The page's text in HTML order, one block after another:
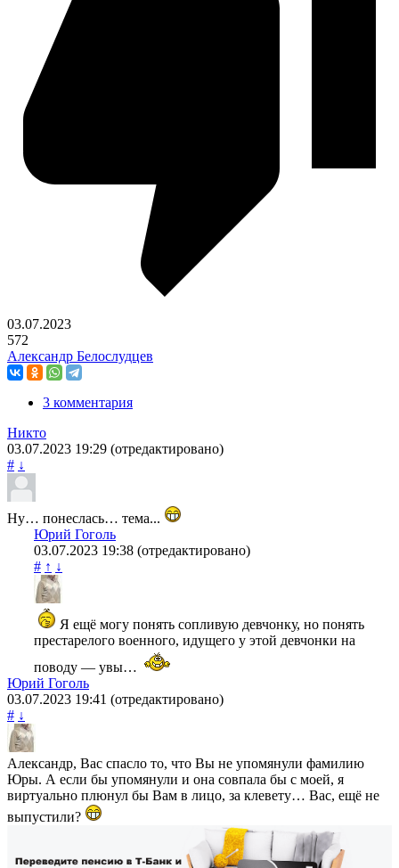
03.07.2023
572
Александр Белослудцев
3 комментария
Никто
03.07.2023 19:29 (отредактировано)
# ↓
Ну… понеслась… тема...
Юрий Гоголь
03.07.2023 19:38 (отредактировано)
# ↑ ↓
Я ещё могу понять сопливую девчонку, но понять
престарелого военного, идущего у этой девчонки на
поводу — увы…
Юрий Гоголь
03.07.2023 19:41 (отредактировано)
# ↓
Александр, Вас спасло то, что Вы не упомянули фамилию
Юры. А если бы упомянули и она совпала бы с моей, я
виртуально плюнул бы Вам в лицо, за клевету… Вас, ещё не
выпустили?